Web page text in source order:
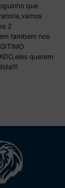
que
2
tambem nos
querem